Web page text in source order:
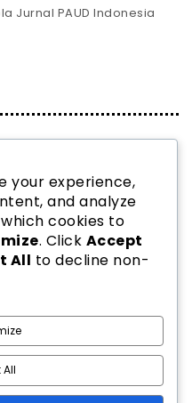
Jurnal PAUD Indonesia
bySpiracle Themes
your experience,
and analyze
cookies to
. Click Accept
All to decline non-
All